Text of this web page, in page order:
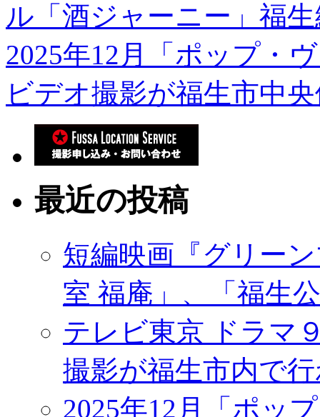
ル「酒ジャーニー」福
2025年12月「ポップ・
ビデオ撮影が福生市中
最近の投稿
短編映画『グリー
室 福庵」、「福生
テレビ東京 ドラマ
撮影が福生市内で
2025年12月「ポッ